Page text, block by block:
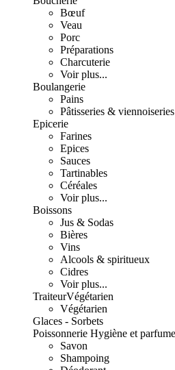
Bœuf
Veau
Porc
Préparations
Charcuterie
Voir plus...
Boulangerie
Pains
Pâtisseries & viennoiseries
Epicerie
Farines
Epices
Sauces
Tartinables
Céréales
Voir plus...
Boissons
Jus & Sodas
Bières
Vins
Alcools & spiritueux
Cidres
Voir plus...
TraiteurVégétarien
Végétarien
Glaces - Sorbets
Poissonnerie Hygiène et
Savon
Shampoing